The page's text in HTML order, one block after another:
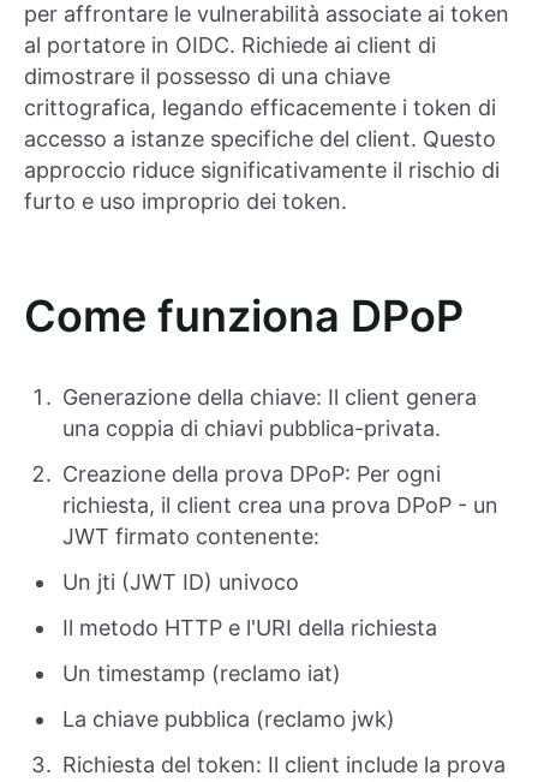
per affrontare le vulnerabilità associate ai token
al portatore in OIDC. Richiede ai client di
dimostrare il possesso di una chiave
crittografica, legando efficacemente i token di
accesso a istanze specifiche del client. Questo
approccio riduce significativamente il rischio di
furto e uso improprio dei token.
Come funziona DPoP
Generazione della chiave: Il client genera
una coppia di chiavi pubblica-privata.
Creazione della prova DPoP: Per ogni
richiesta, il client crea una prova DPoP - un
JWT firmato contenente:
Un jti (JWT ID) univoco
Il metodo HTTP e l'URI della richiesta
Un timestamp (reclamo iat)
La chiave pubblica (reclamo jwk)
Richiesta del token: Il client include la prova